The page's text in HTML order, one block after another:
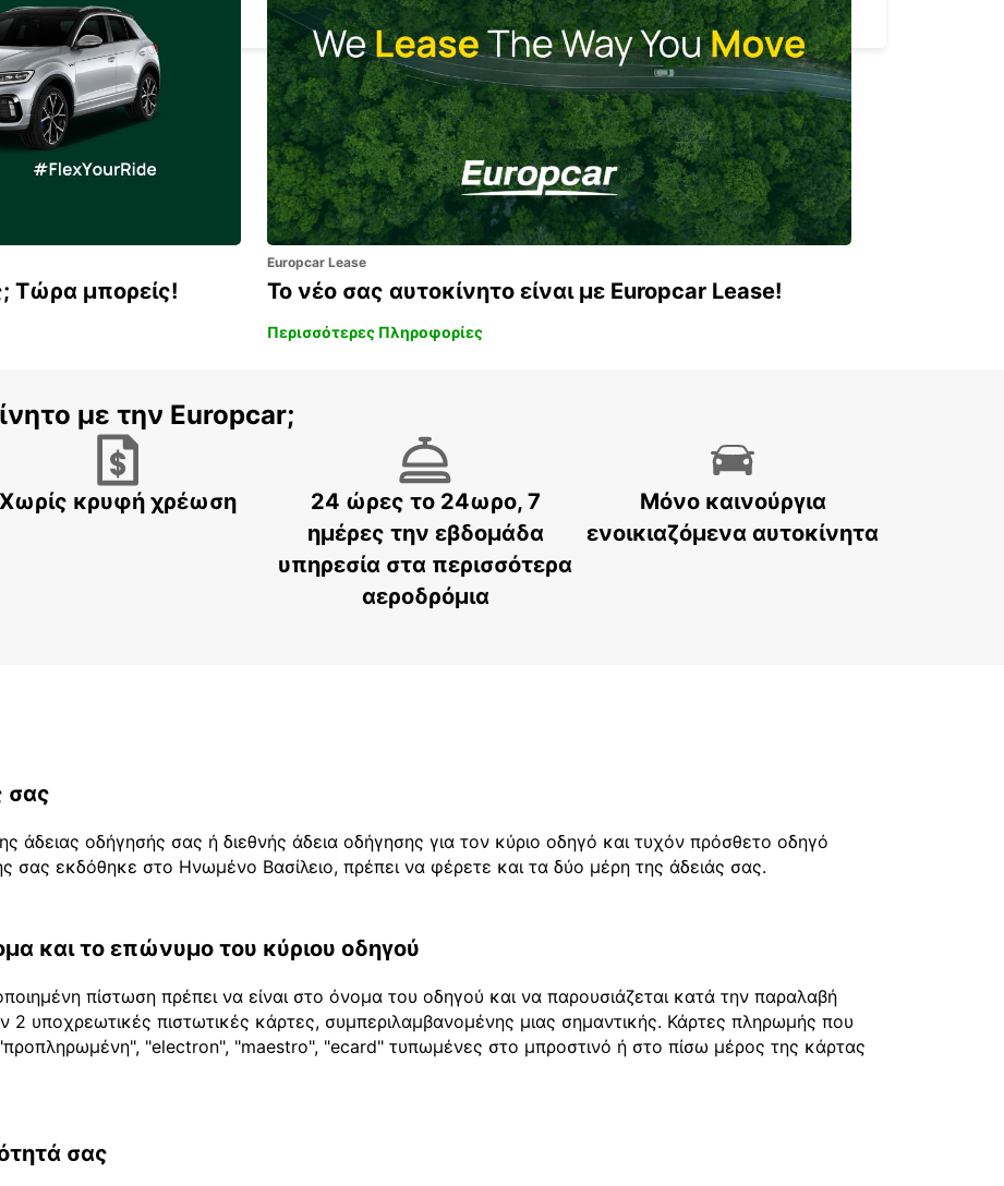
KINNA - SWEDEN VARBERG - SWEDEN
Τώρα μπορείς!
Europcar Lease
Το νέο σας αυτοκίνητο είναι με Europcar Lease!
Περισσότερες Πληροφορίες
με την Europcar;
Χωρίς κρυφή χρέωση
24 ώρες το 24ωρο, 7
ημέρες την εβδομάδα
υπηρεσία στα περισσότερα
αεροδρόμια
Μόνο καινούργια
ενοικιαζόμενα αυτοκίνητα
σας
άδειας οδήγησής σας ή διεθνής άδεια οδήγησης για τον κύριο οδηγό και τυχόν πρόσθετο οδηγό
σας εκδόθηκε στο Ηνωμένο Βασίλειο, πρέπει να φέρετε και τα δύο μέρη της άδειάς σας.
και το επώνυμο του κύριου οδηγού
πίστωση πρέπει να είναι στο όνομα του οδηγού και να παρουσιάζεται κατά την παραλαβή
2 υποχρεωτικές πιστωτικές κάρτες, συμπεριλαμβανομένης μιας σημαντικής. Κάρτες πληρωμής που
"electron", "maestro", "ecard" τυπωμένες στο μπροστινό ή στο πίσω μέρος της κάρτας
σας